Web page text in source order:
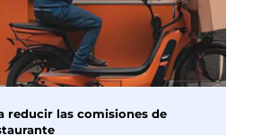
reducir las comisiones de